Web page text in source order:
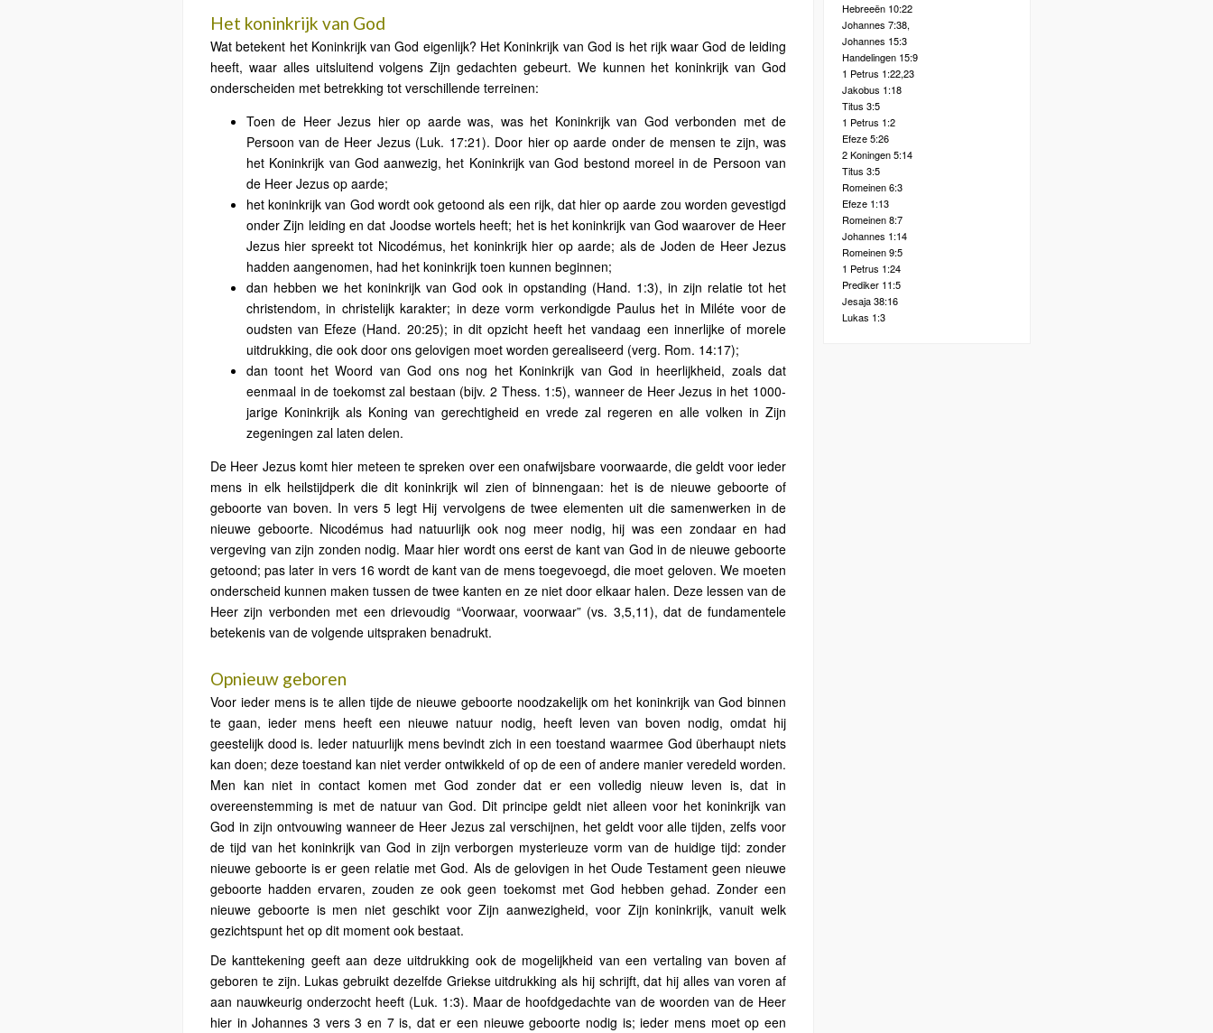
Het koninkrijk van God
Wat betekent het Koninkrijk van God eigenlijk? Het Koninkrijk van God is het rijk waar God de leiding
heeft, waar alles uitsluitend volgens Zijn gedachten gebeurt. We kunnen het koninkrijk van God
onderscheiden met betrekking tot verschillende terreinen:
Toen de Heer Jezus hier op aarde was, was het Koninkrijk van God verbonden met de
Persoon van de Heer Jezus (Luk. 17:21). Door hier op aarde onder de mensen te zijn, was
het Koninkrijk van God aanwezig, het Koninkrijk van God bestond moreel in de Persoon van
de Heer Jezus op aarde;
het koninkrijk van God wordt ook getoond als een rijk, dat hier op aarde zou worden gevestigd
onder Zijn leiding en dat Joodse wortels heeft; het is het koninkrijk van God waarover de Heer
Jezus hier spreekt tot Nicodémus, het koninkrijk hier op aarde; als de Joden de Heer Jezus
hadden aangenomen, had het koninkrijk toen kunnen beginnen;
dan hebben we het koninkrijk van God ook in opstanding (Hand. 1:3), in zijn relatie tot het
christendom, in christelijk karakter; in deze vorm verkondigde Paulus het in Miléte voor de
oudsten van Efeze (Hand. 20:25); in dit opzicht heeft het vandaag een innerlijke of morele
uitdrukking, die ook door ons gelovigen moet worden gerealiseerd (verg. Rom. 14:17);
dan toont het Woord van God ons nog het Koninkrijk van God in heerlijkheid, zoals dat
eenmaal in de toekomst zal bestaan (bijv. 2 Thess. 1:5), wanneer de Heer Jezus in het 1000-
jarige Koninkrijk als Koning van gerechtigheid en vrede zal regeren en alle volken in Zijn
zegeningen zal laten delen.
De Heer Jezus komt hier meteen te spreken over een onafwijsbare voorwaarde, die geldt voor ieder
mens in elk heilstijdperk die dit koninkrijk wil zien of binnengaan: het is de nieuwe geboorte of
geboorte van boven. In vers 5 legt Hij vervolgens de twee elementen uit die samenwerken in de
nieuwe geboorte. Nicodémus had natuurlijk ook nog meer nodig, hij was een zondaar en had
vergeving van zijn zonden nodig. Maar hier wordt ons eerst de kant van God in de nieuwe geboorte
getoond; pas later in vers 16 wordt de kant van de mens toegevoegd, die moet geloven. We moeten
onderscheid kunnen maken tussen de twee kanten en ze niet door elkaar halen. Deze lessen van de
Heer zijn verbonden met een drievoudig “Voorwaar, voorwaar” (vs. 3,5,11), dat de fundamentele
betekenis van de volgende uitspraken benadrukt.
Opnieuw geboren
Voor ieder mens is te allen tijde de nieuwe geboorte noodzakelijk om het koninkrijk van God binnen
te gaan, ieder mens heeft een nieuwe natuur nodig, heeft leven van boven nodig, omdat hij
geestelijk dood is. Ieder natuurlijk mens bevindt zich in een toestand waarmee God überhaupt niets
kan doen; deze toestand kan niet verder ontwikkeld of op de een of andere manier veredeld worden.
Men kan niet in contact komen met God zonder dat er een volledig nieuw leven is, dat in
overeenstemming is met de natuur van God. Dit principe geldt niet alleen voor het koninkrijk van
God in zijn ontvouwing wanneer de Heer Jezus zal verschijnen, het geldt voor alle tijden, zelfs voor
de tijd van het koninkrijk van God in zijn verborgen mysterieuze vorm van de huidige tijd: zonder
nieuwe geboorte is er geen relatie met God. Als de gelovigen in het Oude Testament geen nieuwe
geboorte hadden ervaren, zouden ze ook geen toekomst met God hebben gehad. Zonder een
nieuwe geboorte is men niet geschikt voor Zijn aanwezigheid, voor Zijn koninkrijk, vanuit welk
gezichtspunt het op dit moment ook bestaat.
De kanttekening geeft aan deze uitdrukking ook de mogelijkheid van een vertaling van boven af
geboren te zijn. Lukas gebruikt dezelfde Griekse uitdrukking als hij schrijft, dat hij alles van voren af
aan nauwkeurig onderzocht heeft (Luk. 1:3). Maar de hoofdgedachte van de woorden van de Heer
hier in Johannes 3 vers 3 en 7 is, dat er een nieuwe geboorte nodig is; ieder mens moet op een
Hebreeën 10:22
Johannes 7:38,
Johannes 15:3
Handelingen 15:9
1 Petrus 1:22,23
Jakobus 1:18
Titus 3:5
1 Petrus 1:2
Efeze 5:26
2 Koningen 5:14
Titus 3:5
Romeinen 6:3
Efeze 1:13
Romeinen 8:7
Johannes 1:14
Romeinen 9:5
1 Petrus 1:24
Prediker 11:5
Jesaja 38:16
Lukas 1:3